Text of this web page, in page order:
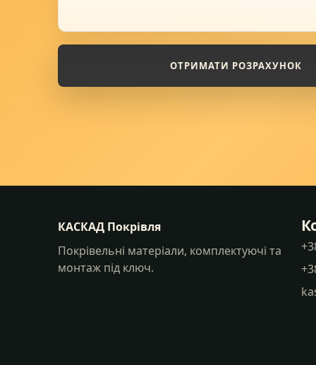
ОТРИМАТИ РОЗРАХУНОК
КАСКАД Покрівля
Покрівельні матеріали, комплектуючі та
монтаж під ключ.